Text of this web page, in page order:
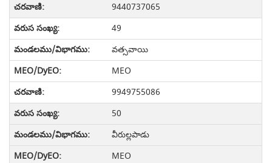
9440737065
49
వత్సవాయి
MEO
9949755086
50
వీరుల్లపాడు
MEO